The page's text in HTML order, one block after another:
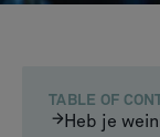
TABLE OF
Heb je